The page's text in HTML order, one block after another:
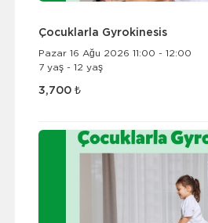
Çocuklarla Gyrokinesis
Pazar 16 Ağu 2026 11:00 - 12:00
7 yaş - 12 yaş
3,700 ₺